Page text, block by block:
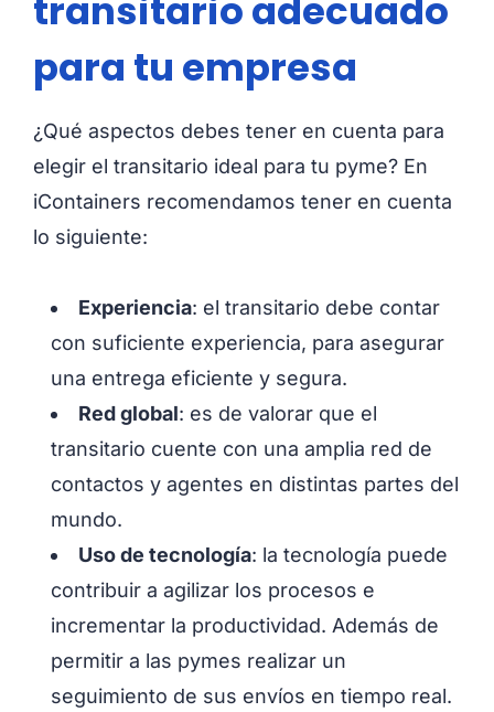
transitario adecuado
para tu empresa
¿Qué aspectos debes tener en cuenta para
elegir el transitario ideal para tu pyme? En
iContainers recomendamos tener en cuenta
lo siguiente:
Experiencia: el transitario debe contar
con suficiente experiencia, para asegurar
una entrega eficiente y segura.
Red global: es de valorar que el
transitario cuente con una amplia red de
contactos y agentes en distintas partes del
mundo.
Uso de tecnología: la tecnología puede
contribuir a agilizar los procesos e
incrementar la productividad. Además de
permitir a las pymes realizar un
seguimiento de sus envíos en tiempo real.